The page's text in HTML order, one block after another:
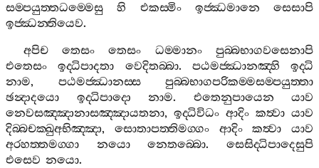
සම‍්පයුත‍්තධම‍්මෙසු
හි එකස‍්මිං ඉජ‍්ඣමානෙ
සෙසාපි
ඉජ‍්ඣන‍්තියෙව.
අපිච
තෙසං තෙසං ධම‍්මානං
පුබ‍්බභාගවසෙනාපි
එතෙසං
ඉද‍්ධිපාදතා වෙදිතබ‍්බා. පඨමජ‍්ඣානඤ‍්හි
ඉද‍්ධි
නාම, පඨමජ‍්ඣානස‍්ස
පුබ‍්බභාගපරිකම‍්මසම‍්පයුත‍්තා
ඡන්‍දාදයො
ඉද‍්ධිපාදො නාම. එතෙනුපායෙන
යාව
නෙවසඤ‍්ඤානාසඤ‍්ඤායතනා, ඉද‍්ධිවිධං ආදිං කත්‍වා යාව
දිබ‍්බචක‍්ඛුඅභිඤ‍්ඤා, සොතාපත‍්තිමග‍්ගං ආදිං කත්‍වා
යාව
අරහත‍්තමග‍්ගා
නයො නෙතබ‍්බො.සෙසිද‍්ධිපාදෙසුපි
එසෙව නයො.